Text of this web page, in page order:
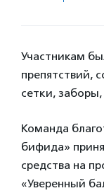
Участникам
препятствий,
сетки,
Команда
бифида»
средства на
«Уверенный